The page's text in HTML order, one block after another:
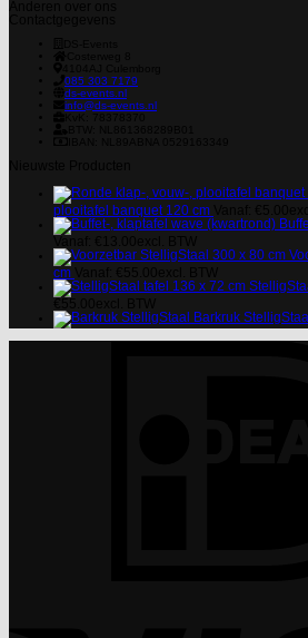
085 303 7179
ds-events.nl
info@ds-events.nl
plooitafel banquet 120 cm
cm
Barkruk StelligStaal